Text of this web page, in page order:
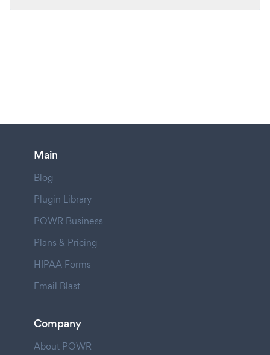
Main
Blog
Plugin Library
POWR Business
Plans & Pricing
HIPAA Forms
Email Blast
Company
About POWR